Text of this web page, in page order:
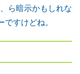
ら暗示かもしれな
ですけどね。